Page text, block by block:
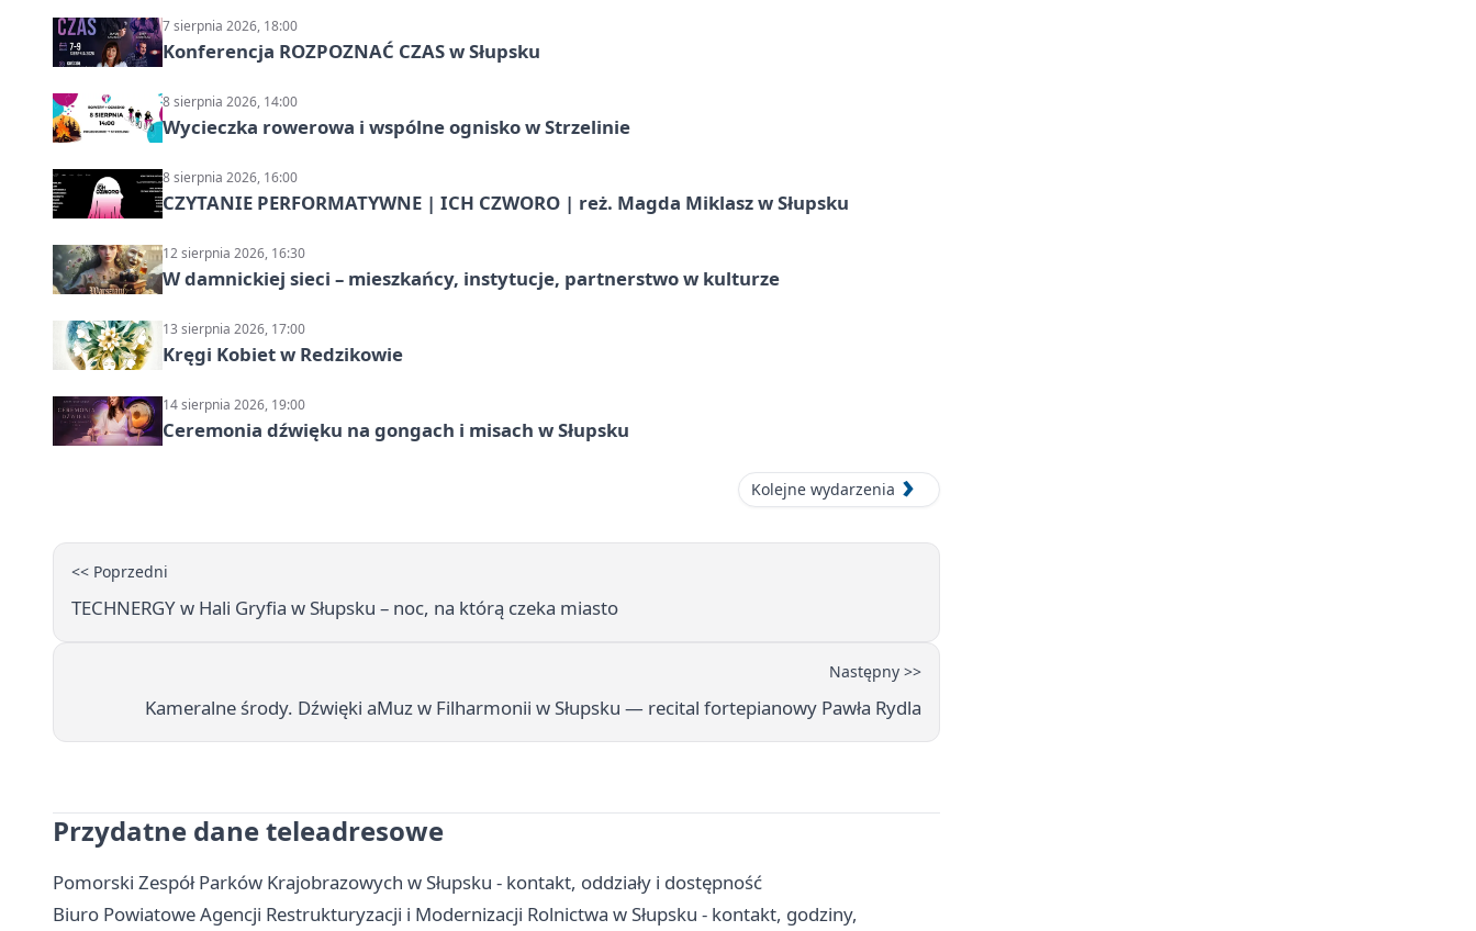
7 sierpnia 2026, 18:00
Konferencja ROZPOZNAĆ CZAS w Słupsku
8 sierpnia 2026, 14:00
Wycieczka rowerowa i wspólne ognisko w Strzelinie
8 sierpnia 2026, 16:00
CZYTANIE PERFORMATYWNE | ICH CZWORO | reż. Magda Miklasz w Słupsku
12 sierpnia 2026, 16:30
W damnickiej sieci – mieszkańcy, instytucje, partnerstwo w kulturze
13 sierpnia 2026, 17:00
Kręgi Kobiet w Redzikowie
14 sierpnia 2026, 19:00
Ceremonia dźwięku na gongach i misach w Słupsku
Kolejne wydarzenia
<< Poprzedni
TECHNERGY w Hali Gryfia w Słupsku – noc, na którą czeka miasto
Następny >>
Kameralne środy. Dźwięki aMuz w Filharmonii w Słupsku — recital fortepianowy Pawła Rydla
Przydatne dane teleadresowe
Pomorski Zespół Parków Krajobrazowych w Słupsku - kontakt, oddziały i dostępność
Biuro Powiatowe Agencji Restrukturyzacji i Modernizacji Rolnictwa w Słupsku - kontakt, godziny,